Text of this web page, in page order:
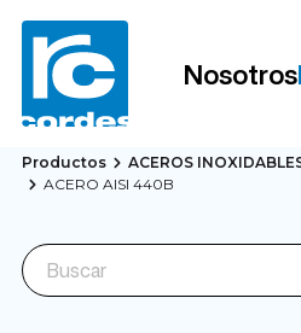
Nosotros
Productos ACEROS
ACERO AISI 440B